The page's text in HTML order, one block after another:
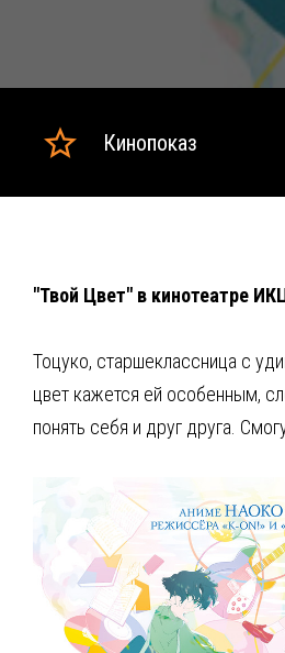
Кинопоказ
"Твой Цвет" в кинотеатре
Тоцуко, старшеклассница с
цвет кажется ей особенным,
понять себя и друг друга.